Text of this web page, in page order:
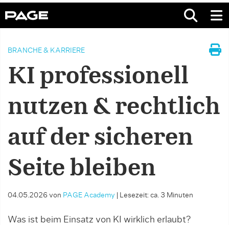
BRANCHE & KARRIERE
KI professionell
nutzen & rechtlich
auf der sicheren
Seite bleiben
04.05.2026 von PAGE Academy Lesezeit: ca. 3 Minuten
Was ist beim Einsatz von KI wirklich erlaubt?